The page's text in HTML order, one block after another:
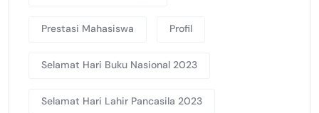
Prestasi Mahasiswa Profil
Selamat Hari Buku Nasional 2023
Selamat Hari Lahir Pancasila 2023